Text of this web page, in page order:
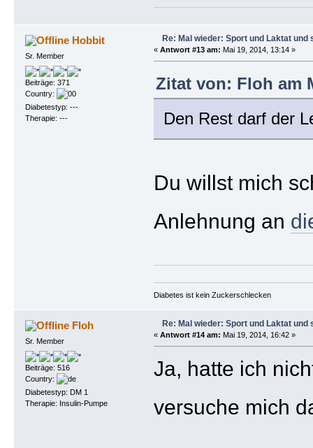
Hobbit
Sr. Member
Beiträge: 371
Country:
Diabetestyp: ---
Therapie: ---
Re: Mal wieder: Sport und Laktat und
« Antwort #13 am: Mai 19, 2014, 13:14 »
Zitat von: Floh am
Den Rest darf der
Du willst mich
Anlehnung an
Diabetes ist kein Zuckerschlecken
Floh
Sr. Member
Beiträge: 516
Country:
Diabetestyp: DM 1
Therapie: Insulin-Pumpe
Re: Mal wieder: Sport und Laktat und
« Antwort #14 am: Mai 19, 2014, 16:42 »
Ja, hatte ich
versuche mich